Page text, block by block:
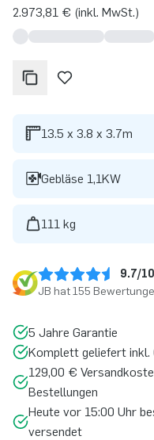
2.973,81 € (inkl. MwSt.)
13.5 x 3.8 x 3.7m
Gebläse 1,1KW
111 kg
9.7/10
JB hat 155
5 Jahre Garantie
Komplett geliefert inkl.
129,00 €
Bestellungen
Heute vor 15:00 Uhr
versendet